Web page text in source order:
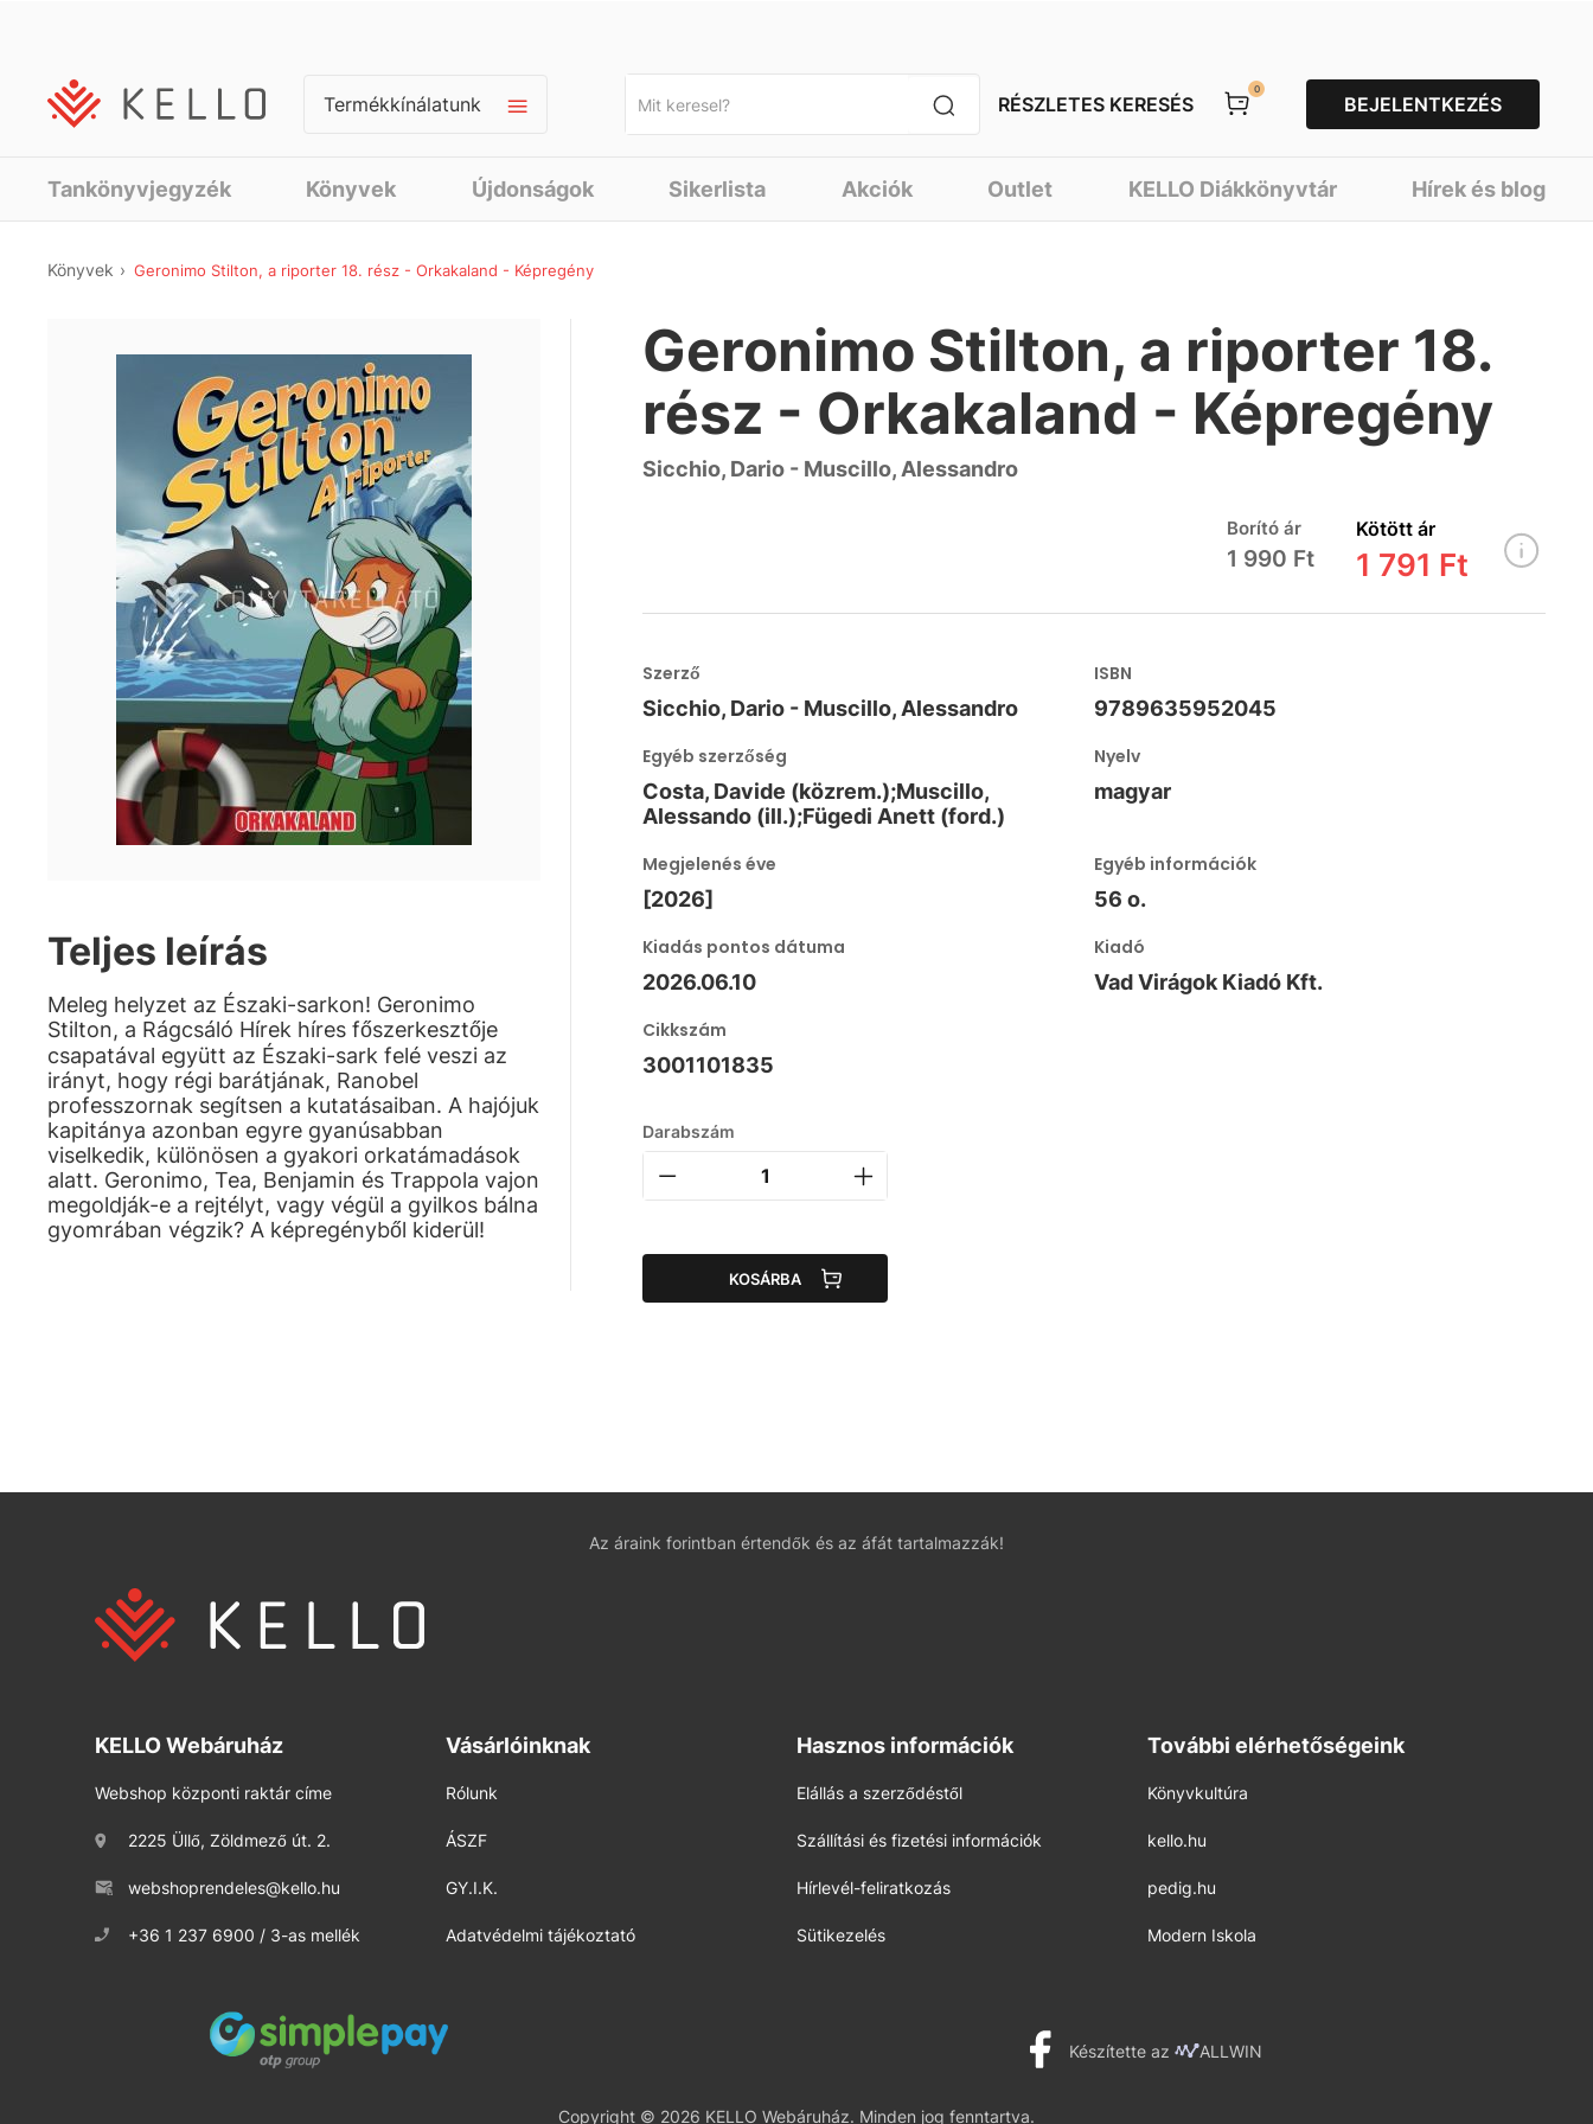
Termékkínálatunk RÉSZLETES KERESÉS
0
BEJELENTKEZÉS
Tankönyvjegyzék Könyvek Újdonságok Sikerlista Akciók Outlet KELLO Diákkönyvtár Hírek és blog
Könyvek Geronimo Stilton, a riporter 18. rész - Orkakaland - Képregény
Teljes leírás
Meleg helyzet az Északi-sarkon! Geronimo
Stilton, a Rágcsáló Hírek híres főszerkesztője
csapatával együtt az Északi-sark felé veszi az
irányt, hogy régi barátjának, Ranobel
professzornak segítsen a kutatásaiban. A hajójuk
kapitánya azonban egyre gyanúsabban
viselkedik, különösen a gyakori orkatámadások
alatt. Geronimo, Tea, Benjamin és Trappola vajon
megoldják-e a rejtélyt, vagy végül a gyilkos bálna
gyomrában végzik? A képregényből kiderül!
Geronimo Stilton, a riporter 18.
rész - Orkakaland - Képregény
Sicchio, Dario - Muscillo, Alessandro
Borító ár
1 990 Ft
Kötött ár
1 791 Ft
Szerző
Sicchio, Dario - Muscillo, Alessandro
ISBN
9789635952045
Egyéb szerzőség
Costa, Davide (közrem.);Muscillo,
Alessando (ill.);Fügedi Anett (ford.)
Nyelv
magyar
Megjelenés éve
[2026]
Egyéb információk
56 o.
Kiadás pontos dátuma
2026.06.10
Kiadó
Vad Virágok Kiadó Kft.
Cikkszám
3001101835
Darabszám
KOSÁRBA
Az áraink forintban értendők és az áfát tartalmazzák!
KELLO Webáruház
Webshop központi raktár címe
2225 Üllő, Zöldmező út. 2.
webshoprendeles@kello.hu
+36 1 237 6900 / 3-as mellék
Vásárlóinknak
Rólunk
ÁSZF
GY.I.K.
Adatvédelmi tájékoztató
Hasznos információk
Elállás a szerződéstől
Szállítási és fizetési információk
Hírlevél-feliratkozás
Sütikezelés
További elérhetőségeink
Könyvkultúra
kello.hu
pedig.hu
Modern Iskola
Készítette az ALLWIN
Copyright © 2026 KELLO Webáruház. Minden jog fenntartva.